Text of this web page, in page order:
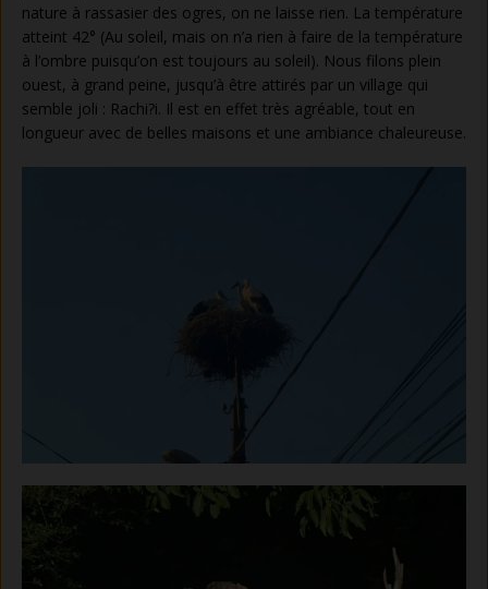
nature à rassasier des ogres, on ne laisse rien. La température
atteint 42° (Au soleil, mais on n’a rien à faire de la température
à l’ombre puisqu’on est toujours au soleil). Nous filons plein
ouest, à grand peine, jusqu’à être attirés par un village qui
semble joli : Rachi?i. Il est en effet très agréable, tout en
longueur avec de belles maisons et une ambiance chaleureuse.